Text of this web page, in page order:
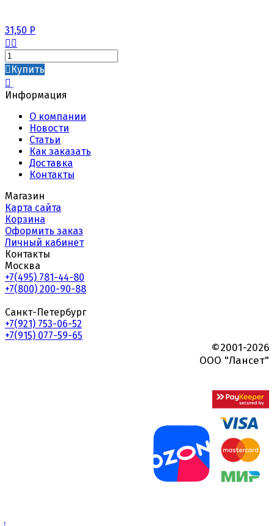
31,50 Р
Купить
Информация
О компании
Новости
Статьи
Как заказать
Доставка
Контакты
Магазин
Карта сайта
Корзина
Оформить заказ
Личный кабинет
Контакты
Москва
+7(495) 781-44-80
+7(800) 200-90-88
Санкт-Петербург
+7(921) 753-06-52
+7(915) 077-59-65
©2001-2026
ООО "Лансет"